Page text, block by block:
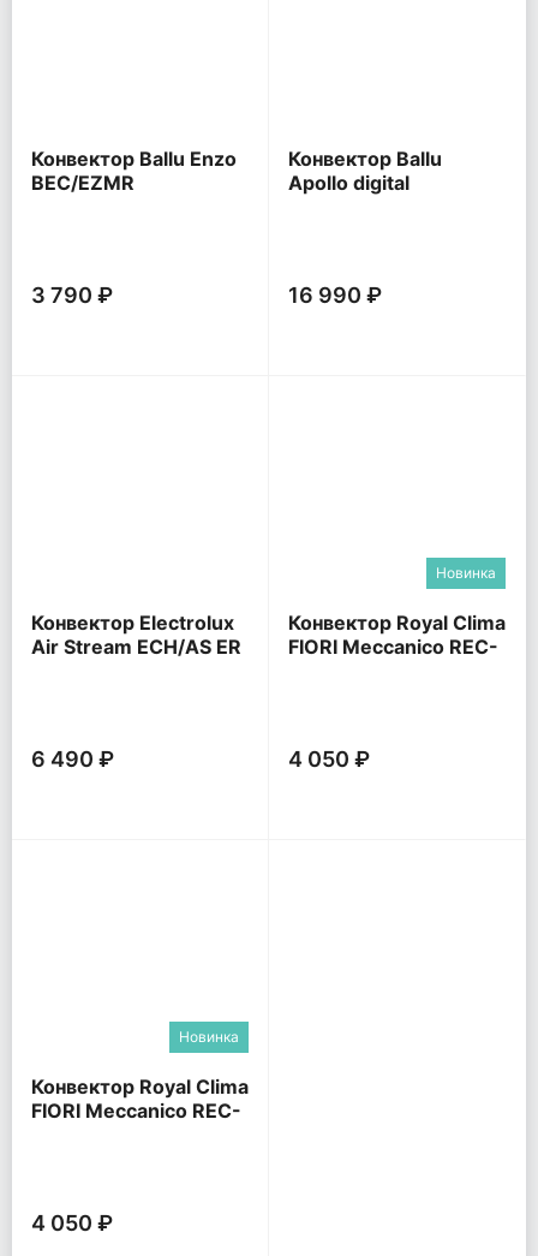
Конвектор Ballu Enzo
BEC/EZMR
3 790 ₽
Конвектор Ballu
Apollo digital
16 990 ₽
Конвектор Electrolux
Air Stream ECH/AS ER
6 490 ₽
Новинка
Конвектор Royal Clima
FIORI Meccanico REC-
4 050 ₽
Новинка
Конвектор Royal Clima
FIORI Meccanico REC-
4 050 ₽